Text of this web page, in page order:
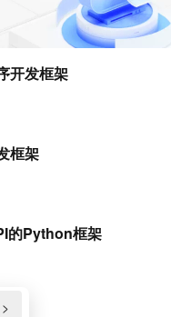
开发框架
框架
的Python框架
>